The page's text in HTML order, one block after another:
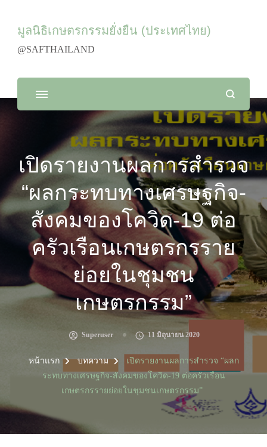
มูลนิธิเกษตรกรรมยั่งยืน (ประเทศไทย)
@SAFTHAILAND
เปิดรายงานผลการสำรวจ
“ผลกระทบทางเศรษฐกิจ-
สังคมของโควิด-19 ต่อ
ครัวเรือนเกษตรกรราย
ย่อยในชุมชน
เกษตรกรรม”
Superuser 11 มิถุนายน 2020
หน้าแรก บทความ
เปิดรายงานผลการสำรวจ “ผลก
ระทบทางเศรษฐกิจ-สังคมของโควิด-19 ต่อครัวเรือน
เกษตรกรรายย่อยในชุมชนเกษตรกรรม”